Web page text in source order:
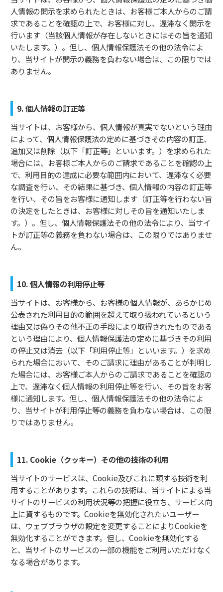
人情報の開示を求められたときは、お客様ご本人からのご請
求であることを確認の上で、お客様に対し、遅滞なく開示を
行います（当該個人情報が存在しないときにはその旨を通知
いたします。）。但し、個人情報保護法その他の法令によ
り、当サイトが開示の義務を負わない場合は、この限りでは
ありません。
9. 個人情報の訂正等
当サイトは、お客様から、個人情報が真実でないという理由
によって、個人情報保護法の定めに基づきその内容の訂正、
追加又は削除（以下「訂正等」といいます。）を求められた
場合には、お客様ご本人からのご請求であることを確認の上
で、利用目的の達成に必要な範囲内において、遅滞なく必要
な調査を行い、その結果に基づき、個人情報の内容の訂正等
を行い、その旨をお客様に通知します（訂正等を行わない旨
の決定をしたときは、お客様に対しその旨を通知いたしま
す。）。但し、個人情報保護法その他の法令により、当サイ
トが訂正等の義務を負わない場合は、この限りではありませ
ん。
10. 個人情報の利用停止等
当サイトは、お客様から、お客様の個人情報が、あらかじめ
公表された利用目的の範囲を超えて取り扱われているという
理由又は偽りその他不正の手段により取得されたものである
という理由により、個人情報保護法の定めに基づきその利用
の停止又は消去（以下「利用停止等」といいます。）を求め
られた場合において、そのご請求に理由があることが判明し
た場合には、お客様ご本人からのご請求であることを確認の
上で、遅滞なく個人情報の利用停止等を行い、その旨をお客
様に通知します。但し、個人情報保護法その他の法令によ
り、当サイトが利用停止等の義務を負わない場合は、この限
りではありません。
11. Cookie（クッキー）その他の技術の利用
当サイトのサービスは、Cookie及びこれに類する技術を利
用することがあります。これらの技術は、当サイトによる当
サイトのサービスの利用状況等の把握に役立ち、サービス向
上に資するものです。Cookieを無効化されたいユーザー
は、ウェブブラウザの設定を変更することによりCookieを
無効化することができます。但し、Cookieを無効化する
と、当サイトのサービスの一部の機能をご利用いただけなく
なる場合があります。